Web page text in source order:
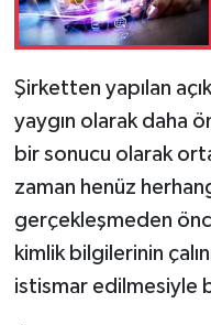
Şirketten yapılan
yaygın olarak daha
bir sonucu olarak
zaman henüz
gerçekleşmeden
kimlik bilgilerinin
istismar edilmesiyle